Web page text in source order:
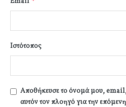
Ιστότοπος
Αποθήκευσε το όνομά μου, email,
αυτόν τον πλοηγό για την